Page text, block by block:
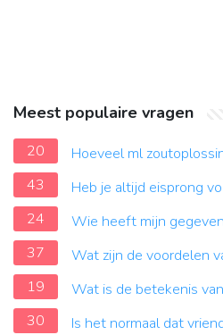
Meest populaire vragen
20
Hoeveel ml
43
Heb je altijd eisprong
24
Wie heeft mijn
37
Wat zijn de voordelen
19
Wat is de betekenis
30
Is het normaal dat